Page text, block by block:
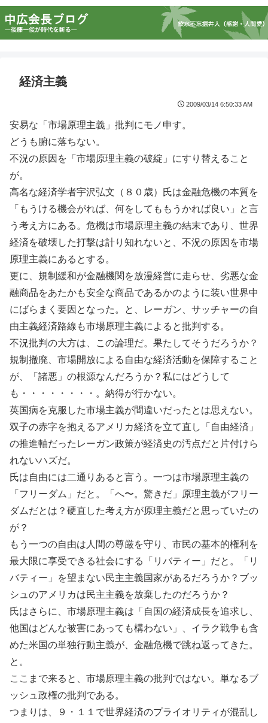
経済主義
2009/03/14 6:50:33 AM
安易な「市場原理主義」批判にモノ申す。
どうも腑に落ちない。
不況の原因を「市場原理主義の破綻」にすり替えること
が。
高名な経済学者宇沢弘文（８０歳）氏は金融危機の本質を
「もうける機会がれば、何をしてももうかれば良い」と言
う考え方にある。危機は市場原理主義の結末であり、世界
経済を破壊した打撃は計り知れないと、不況の原因を市場
原理主義にあるとする。
更に、規制緩和が金融機関を放漫経営に走らせ、劣悪な金
融商品をあたかも安全な商品であるかのように装い世界中
にばらまく要因となった。と、レーガン、サッチャーの自
由主義経済路線も市場原理主義によると批判する。
不況批判の大方は、この論理だ。果たしてそうだろうか？
規制撤廃、市場開放による自由な経済活動を保障すること
が、「諸悪」の根源なんだろうか？私にはどうして
も・・・・・・・・。納得が行かない。
英国病を克服した市場主義が間違いだったとは思えない。
双子の赤字を抱えるアメリカ経済を立て直し「自由経済」
の推進軸だったレーガン政策が経済史の汚点だと片付けら
れないハズだ。
氏は自由には二通りあると言う。一つは市場原理主義の
「フリーダム」だと。「へ〜。驚きだ」原理主義がフリー
ダムだとは？硬直した考え方が原理主義だと思っていたの
が？
もう一つの自由は人間の尊厳を守り、市民の基本的権利を
最大限に享受できる社会にする「リバティー」だと。「リ
バティー」を望まない民主主義国家があるだろうか？ブッ
シュのアメリカは民主主義を放棄したのだろうか？
氏はさらに、市場原理主義は「自国の経済成長を追求し、
他国はどんな被害にあっても構わない」、イラク戦争も含
めた米国の単独行動主義が、金融危機で跳ね返ってきた。
と。
ここまで来ると、市場原理主義の批判ではない。単なるブ
ッシュ政権の批判である。
つまりは、９・１１で世界経済のプライオリティが混乱し